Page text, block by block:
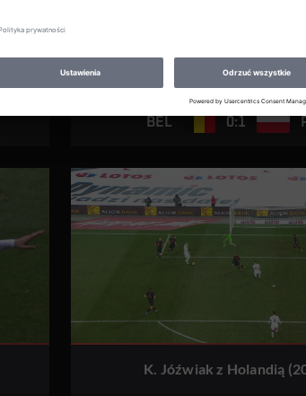
R. Matusiak z Belgią
BEL 0:1
K. Jóźwiak z Holandią